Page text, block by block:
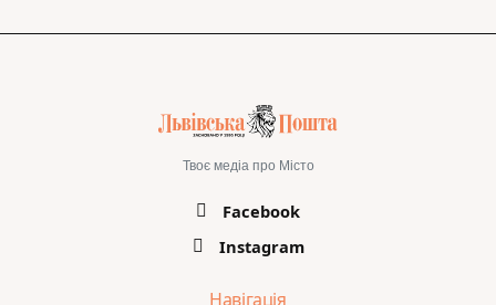
Твоє медіа про Місто
Facebook
Instagram
Навігація